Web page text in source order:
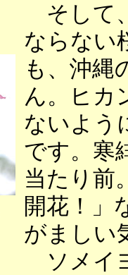
そして
ならない
も、沖縄
ん。ヒカ
ないよう
です。寒
当たり前
開花！」
がましい
ソメイ